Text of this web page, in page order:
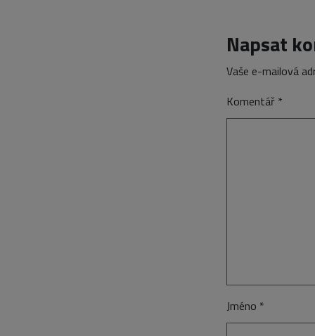
Napsat
Vaše e-mailová
Komentář *
Jméno *